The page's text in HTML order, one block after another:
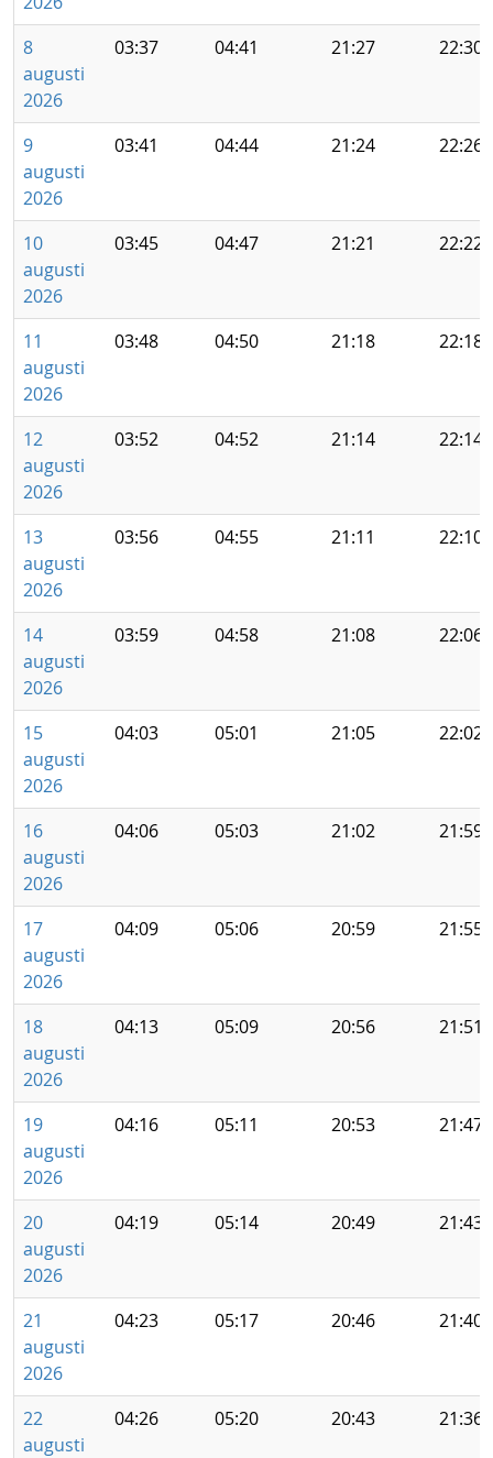
8
augusti
2026
03:37 04:41 21:27 22:30
9
augusti
2026
03:41 04:44 21:24 22:26
10
augusti
2026
03:45 04:47 21:21 22:22
11
augusti
2026
03:48 04:50 21:18 22:18
12
augusti
2026
03:52 04:52 21:14 22:14
13
augusti
2026
03:56 04:55 21:11 22:10
14
augusti
2026
03:59 04:58 21:08 22:06
15
augusti
2026
04:03 05:01 21:05 22:02
16
augusti
2026
04:06 05:03 21:02 21:59
17
augusti
2026
04:09 05:06 20:59 21:55
18
augusti
2026
04:13 05:09 20:56 21:51
19
augusti
2026
04:16 05:11 20:53 21:47
20
augusti
2026
04:19 05:14 20:49 21:43
21
augusti
2026
04:23 05:17 20:46 21:40
22
augusti
04:26 05:20 20:43 21:36